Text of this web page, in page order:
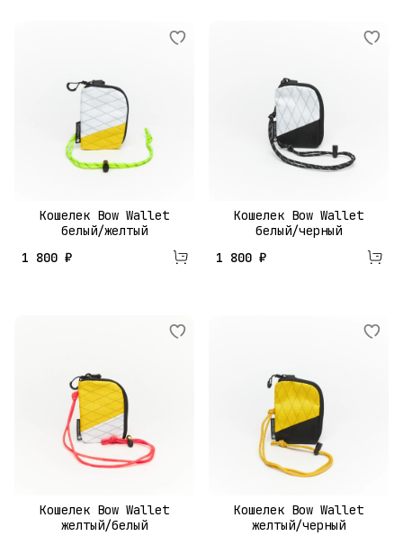
Кошелек Bow Wallet
белый/желтый
1 800 ₽
Кошелек Bow Wallet
белый/черный
1 800 ₽
Кошелек Bow Wallet
желтый/белый
Кошелек Bow Wallet
желтый/черный